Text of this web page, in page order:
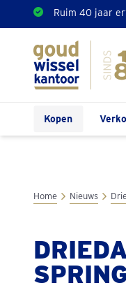
Ruim 40 jaar
Kopen
Home Nieuws